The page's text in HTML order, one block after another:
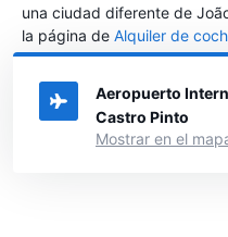
una ciudad diferente de
la página de Alquiler de
elegir en qué ciudad de
Aeropuerto
Castro Pinto
Mostrar en el